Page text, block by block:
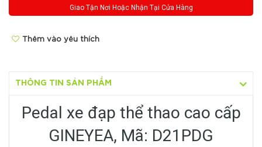
Giao Tận Nơi Hoặc Nhận Tại Cửa Hàng
Thêm vào yêu thích
THÔNG TIN SẢN PHẨM
Pedal xe đạp thể thao cao cấp
GINEYEA, Mã: D21PDG